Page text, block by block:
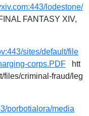
lodestone/
FANTASY XIV,
sites/default/file
corps.PDF htt
files/criminal-fraud/leg
porbotialora/media